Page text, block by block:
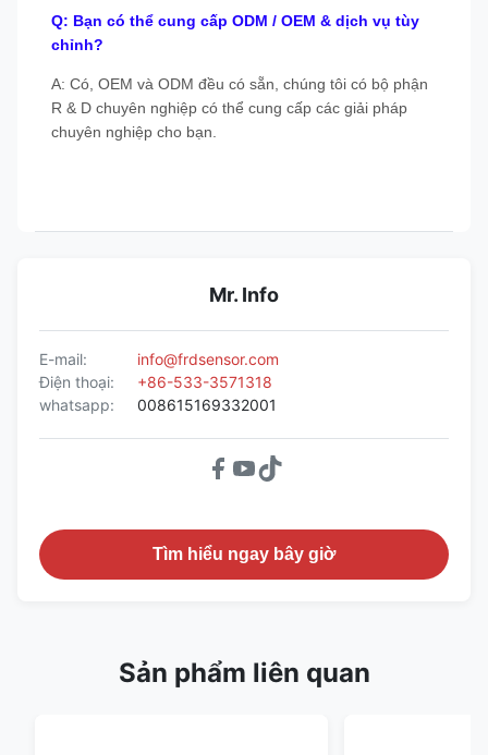
Q: Bạn có thể cung cấp ODM / OEM & dịch vụ tùy
chỉnh?
A: Có, OEM và ODM đều có sẵn, chúng tôi có bộ phận
R & D chuyên nghiệp có thể cung cấp các giải pháp
chuyên nghiệp cho bạn.
Mr. Info
E-mail:
info@frdsensor.com
Điện thoại:
+86-533-3571318
whatsapp:
008615169332001
Tìm hiểu ngay bây giờ
Sản phẩm liên quan